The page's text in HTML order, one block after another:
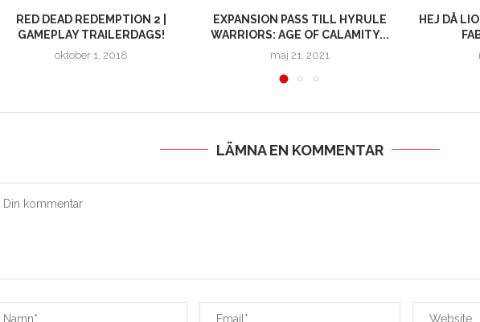
RED DEAD REDEMPTION 2 |
GAMEPLAY TRAILERDAGS!
oktober 1, 2018
EXPANSION PASS TILL HYRULE
WARRIORS: AGE OF CALAMITY...
maj 21, 2021
HEJ DÅ
LÄMNA EN KOMMENTAR